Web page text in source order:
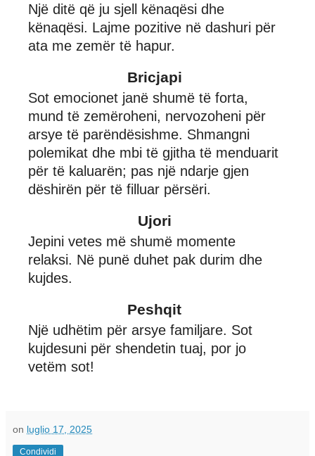
Një ditë që ju sjell kënaqësi dhe
kënaqësi. Lajme pozitive në dashuri për
ata me zemër të hapur.
Bricjapi
Sot emocionet janë shumë të forta,
mund të zemëroheni, nervozoheni për
arsye të parëndësishme. Shmangni
polemikat dhe mbi të gjitha të menduarit
për të kaluarën; pas një ndarje gjen
dëshirën për të filluar përsëri.
Ujori
Jepini vetes më shumë momente
relaksi. Në punë duhet pak durim dhe
kujdes.
Peshqit
Një udhëtim për arsye familjare. Sot
kujdesuni për shendetin tuaj, por jo
vetëm sot!
on luglio 17, 2025
Condividi